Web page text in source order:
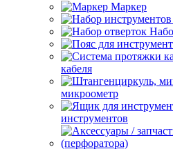
Маркер
кабеля
микроометр
инструментов